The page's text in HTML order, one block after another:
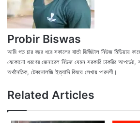
Probir Biswas
আমি গত চার বছর ধরে সকালের বার্তা ডিজিটাল নিউজ মিডিয়ায়
যেকোনো ধরণের জেনারেল নিউজ যেমন সরকারি চাকরির আপডেট,
অর্থনৈতিক, টেকনোলজি ইত্যাদি বিষয়ে লেখায় পারদর্শী।
Related Articles